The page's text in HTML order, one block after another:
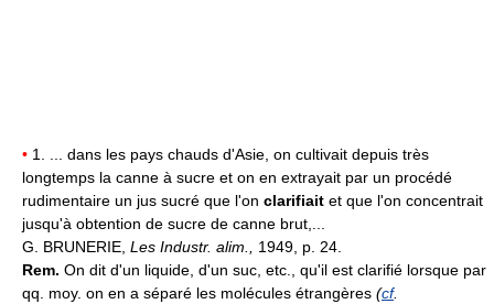
• 1. ... dans les pays chauds d'Asie, on cultivait depuis très
longtemps la canne à sucre et on en extrayait par un procédé
rudimentaire un jus sucré que l'on clarifiait et que l'on concentrait
jusqu'à obtention de sucre de canne brut,...
G. BRUNERIE, Les Industr. alim., 1949, p. 24.
Rem. On dit d'un liquide, d'un suc, etc., qu'il est clarifié lorsque par
qq. moy. on en a séparé les molécules étrangères (cf.